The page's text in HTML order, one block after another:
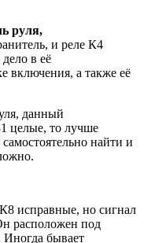
руля,
и реле К4
в её
включения, а также её
данный
целые, то лучше
найти и
исправные, но сигнал
расположен под
Иногда бывает